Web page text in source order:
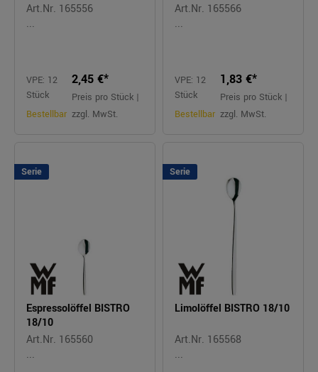
Art.Nr. 165556
...
VPE: 12
Stück
Bestellbar
2,45 €*
Preis pro Stück |
zzgl. MwSt.
Art.Nr. 165566
...
VPE: 12
Stück
Bestellbar
1,83 €*
Preis pro Stück |
zzgl. MwSt.
Serie
Espressolöffel BISTRO
18/10
Art.Nr. 165560
...
Serie
Limolöffel BISTRO 18/10
Art.Nr. 165568
...